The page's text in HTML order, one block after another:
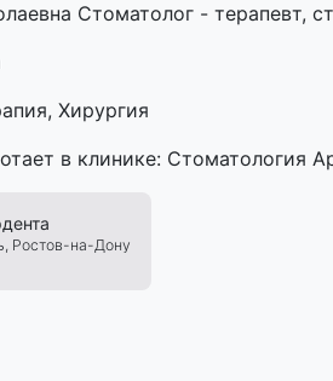
Стоматолог - терапевт,
Хирургия
в клинике: Стоматология
Ростов-на-Дону